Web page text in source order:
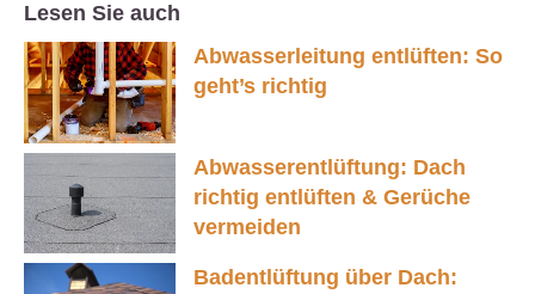
Lesen Sie auch
Abwasserleitung entlüften: So
geht’s richtig
Abwasserentlüftung: Dach
richtig entlüften & Gerüche
vermeiden
Badentlüftung über Dach: